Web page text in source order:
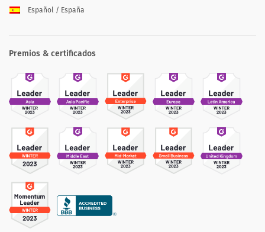
Español / España
Premios & certificados